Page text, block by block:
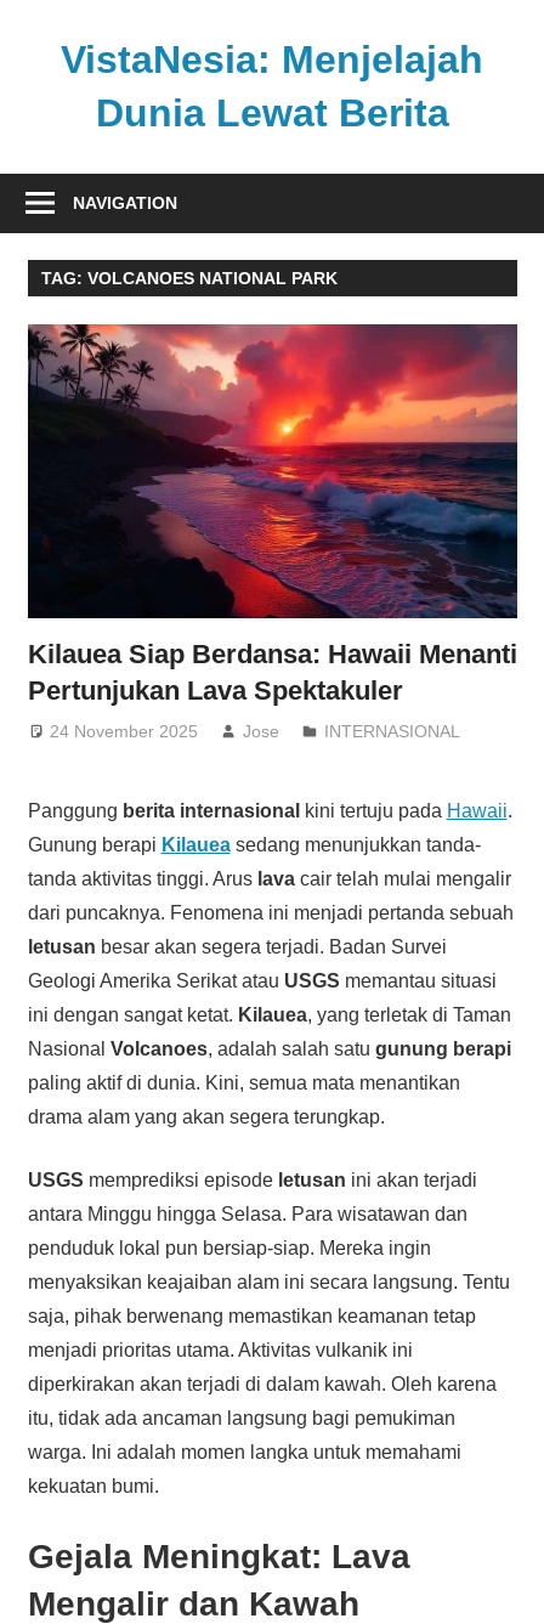
VistaNesia: Menjelajah
Dunia Lewat Berita
nasional
global
dalam
platform
informatif
NAVIGATION
TAG: VOLCANOES NATIONAL PARK
Kilauea Siap Berdansa: Hawaii Menanti
Pertunjukan Lava Spektakuler
24 November 2025 Jose INTERNASIONAL
Panggung berita internasional kini tertuju pada Hawaii.
Gunung berapi Kilaueasedang menunjukkan tanda-
tanda aktivitas tinggi. Arus lavacair telah mulai mengalir
dari puncaknya. Fenomena ini menjadi pertanda sebuah
letusan besar akan segera terjadi. Badan Survei
Geologi Amerika Serikat atau USGS memantau situasi
ini dengan sangat ketat. Kilauea, yang terletak di Taman
Nasional Volcanoes, adalah salah satu gunung berapi
paling aktif di dunia. Kini, semua mata menantikan
drama alam yang akan segera terungkap.
USGS memprediksi episode letusan ini akan terjadi
antara Minggu hingga Selasa. Para wisatawan dan
penduduk lokal pun bersiap-siap. Mereka ingin
menyaksikan keajaiban alam ini secara langsung. Tentu
saja, pihak berwenang memastikan keamanan tetap
menjadi prioritas utama. Aktivitas vulkanik ini
diperkirakan akan terjadi di dalam kawah. Oleh karena
itu, tidak ada ancaman langsung bagi pemukiman
warga. Ini adalah momen langka untuk memahami
kekuatan bumi.
Gejala Meningkat: Lava
Mengalir dan Kawah